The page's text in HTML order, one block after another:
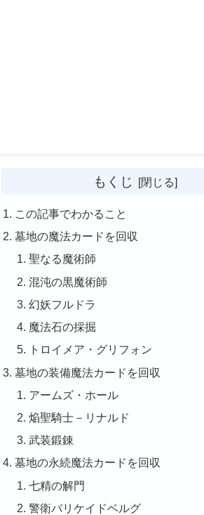
もくじ
この記事でわかること
墓地の魔法カードを回収
聖なる魔術師
混沌の黒魔術師
幻妖フルドラ
魔法石の採掘
トロイメア・グリフォン
墓地の装備魔法カードを回収
アームズ・ホール
焔聖騎士－リナルド
武装鍛錬
墓地の永続魔法カードを回収
七精の解門
警衛バリケイドベルグ